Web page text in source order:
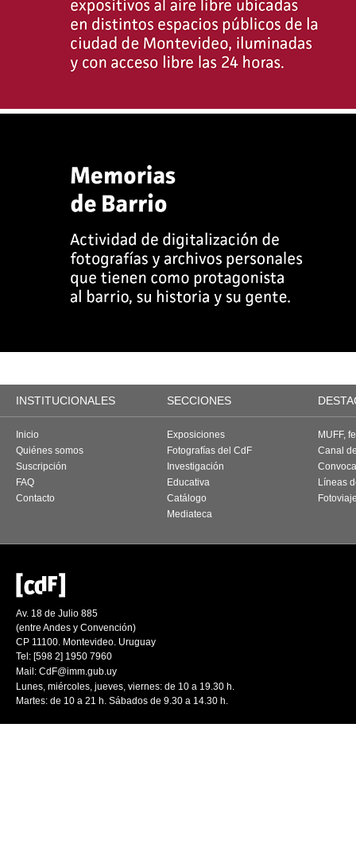
INSTITUCIONALES SECCIONES
Inicio
Quiénes somos
Suscripción
FAQ
Contacto
Exposiciones
Fotografías del CdF
Investigación
Educativa
Catálogo
Mediateca
MUFF,
Canal
Líneas
Av. 18 de Julio 885
(entre Andes y Convención)
CP 11100. Montevideo. Uruguay
Tel: [598 2] 1950 7960
Mail: CdF@imm.gub.uy
Lunes, miércoles, jueves, viernes: de 10 a 19.30 h.
Martes: de 10 a 21 h. Sábados de 9.30 a 14.30 h.